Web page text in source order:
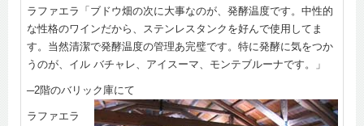
ラファエラ「ブドウ畑の次に大事なのが、発酵温度です。中性的
な性格のワインだから、ステンレスタンクを好んで使用してま
す。当然清潔で発酵温度の管理あ完璧です。特に発酵に気をつか
うのが、イル バチャレ、アイスーマ、モンテブルーナです。」
─2階のバリック庫にて
ラファエラ